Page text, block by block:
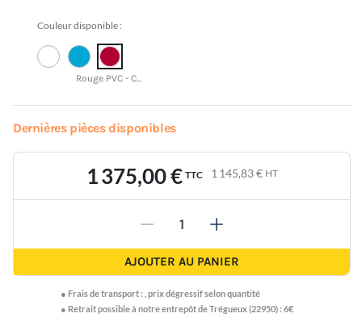
Couleur disponible :
Rouge PVC - CMJN 0 95 69 38
Dernières pièces disponibles
1 375,00 € TTC 1 145,83 € HT
- +
AJOUTER AU PANIER
● Frais de transport : prix dégressif selon quantité
● Retrait possible à notre entrepôt de Trégueux (22950) : 6€